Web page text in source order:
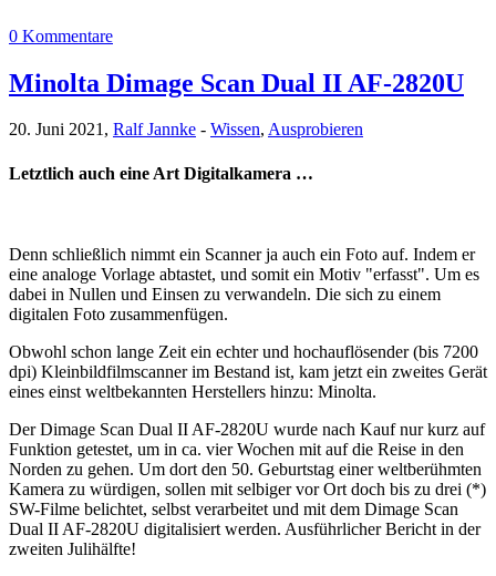
0 Kommentare
Minolta Dimage Scan Dual II AF-2820U
20. Juni 2021, Ralf Jannke - Wissen, Ausprobieren
Letztlich auch eine Art Digitalkamera …
Denn schließlich nimmt ein Scanner ja auch ein Foto auf. Indem er
eine analoge Vorlage abtastet, und somit ein Motiv "erfasst". Um es
dabei in Nullen und Einsen zu verwandeln. Die sich zu einem
digitalen Foto zusammenfügen.
Obwohl schon lange Zeit ein echter und hochauflösender (bis 7200
dpi) Kleinbildfilmscanner im Bestand ist, kam jetzt ein zweites Gerät
eines einst weltbekannten Herstellers hinzu: Minolta.
Der Dimage Scan Dual II AF-2820U wurde nach Kauf nur kurz auf
Funktion getestet, um in ca. vier Wochen mit auf die Reise in den
Norden zu gehen. Um dort den 50. Geburtstag einer weltberühmten
Kamera zu würdigen, sollen mit selbiger vor Ort doch bis zu drei (*)
SW-Filme belichtet, selbst verarbeitet und mit dem Dimage Scan
Dual II AF-2820U digitalisiert werden. Ausführlicher Bericht in der
zweiten Julihälfte!